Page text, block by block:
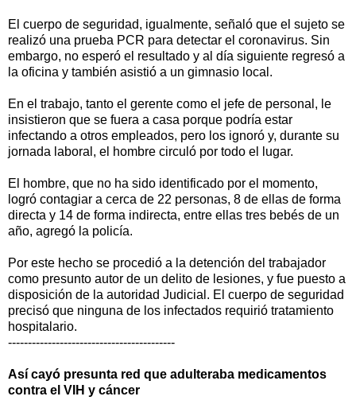
El cuerpo de seguridad, igualmente, señaló que el sujeto se
realizó una prueba PCR para detectar el coronavirus. Sin
embargo, no esperó el resultado y al día siguiente regresó a
la oficina y también asistió a un gimnasio local.
En el trabajo, tanto el gerente como el jefe de personal, le
insistieron que se fuera a casa porque podría estar
infectando a otros empleados, pero los ignoró y, durante su
jornada laboral, el hombre circuló por todo el lugar.
El hombre, que no ha sido identificado por el momento,
logró contagiar a cerca de 22 personas, 8 de ellas de forma
directa y 14 de forma indirecta, entre ellas tres bebés de un
año, agregó la policía.
Por este hecho se procedió a la detención del trabajador
como presunto autor de un delito de lesiones, y fue puesto a
disposición de la autoridad Judicial. El cuerpo de seguridad
precisó que ninguna de los infectados requirió tratamiento
hospitalario.
------------------------------------------
Así cayó presunta red que adulteraba medicamentos
contra el VIH y cáncer